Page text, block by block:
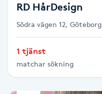
Tuina-massage
Tandblekning
RD HårDesign
Södra vägen 12, Göteborg
1 tjänst
matchar sökning